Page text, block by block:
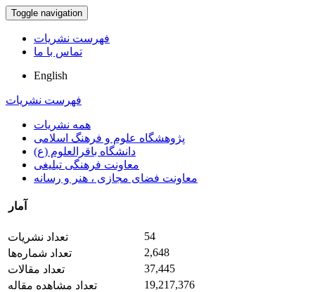
Toggle navigation
فهرست نشریات
تماس با ما
English
فهرست نشریات
همه نشریات
پژوهشگاه علوم و فرهنگ اسلامی
دانشگاه باقرالعلوم (ع)
معاونت فرهنگی تبلیغی
معاونت فضای مجازی ، هنر و رسانه
آمار
تعداد نشریات
54
تعداد شماره‌ها
2,648
تعداد مقالات
37,445
تعداد مشاهده مقاله
19,217,376